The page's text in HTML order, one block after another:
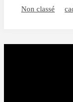
Non classé